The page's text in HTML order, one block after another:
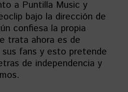
a Puntilla Music y
bajo la dirección de
confiesa la propia
trata ahora es de
fans y esto pretende
de independencia y